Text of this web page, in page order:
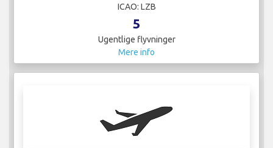
ICAO: LZB
5
Ugentlige flyvninger
Mere info